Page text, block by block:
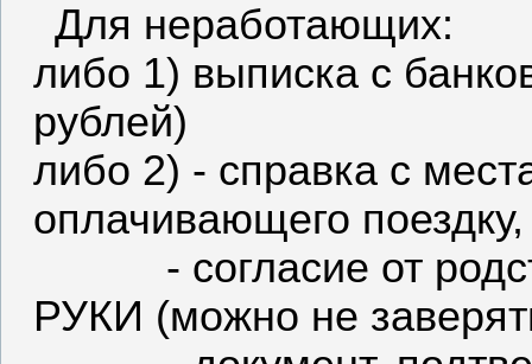
Для неработающих:
либо 1) выписка с
рублей)
либо 2) - справка с
оплачивающего поездку,
- согласие от
РУКИ (можно не